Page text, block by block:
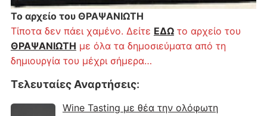
Το αρχείο του ΘΡΑΨΑΝΙΩΤΗ
Τίποτα δεν πάει χαμένο. Δείτε ΕΔΩτο αρχείο του
ΘΡΑΨΑΝΙΩΤΗ με όλα τα δημοσιεύματα από τη
δημιουργία του μέχρι σήμερα…
Τελευταίες Αναρτήσεις:
Wine Tasting με θέα την ολόφωτη